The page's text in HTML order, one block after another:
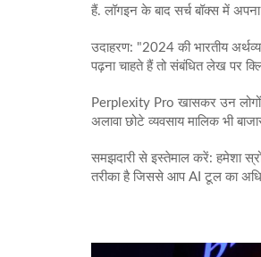
हैं. लॉगइन के बाद सर्च बॉक्स में
उदाहरण: "2024 की भारतीय
पढ़ना चाहते हैं तो संबंधित लेख पर
Perplexity Pro खासकर उन लोगों
अलावा छोटे व्यवसाय मालिक भी
समझदारी से इस्तेमाल करें: हमेशा
तरीका है जिससे आप AI टूल का